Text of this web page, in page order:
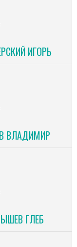
ИГОРЬ
ВЛАДИМИР
ГЛЕБ